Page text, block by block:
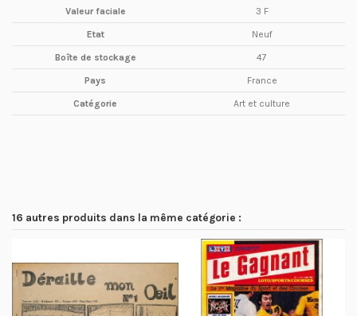
Valeur faciale 3 F
Etat Neuf
Boîte de stockage 47
Pays France
Catégorie Art et culture
16 autres produits dans la même catégorie :